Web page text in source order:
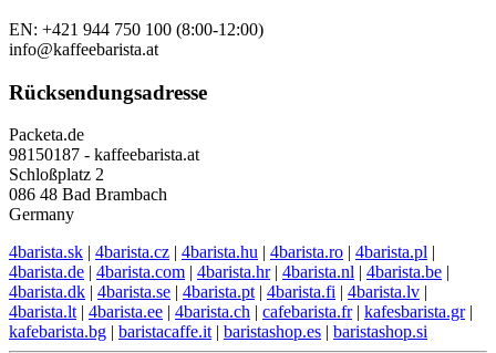
EN: +421 944 750 100 (8:00-12:00)
info@kaffeebarista.at
Rücksendungsadresse
Packeta.de
98150187 - kaffeebarista.at
Schloßplatz 2
086 48 Bad Brambach
Germany
4barista.sk | 4barista.cz | 4barista.hu | 4barista.ro | 4barista.pl |
4barista.de | 4barista.com | 4barista.hr| 4barista.nl | 4barista.be |
4barista.dk | 4barista.se | 4barista.pt | 4barista.fi | 4barista.lv |
4barista.lt | 4barista.ee | 4barista.ch | cafebarista.fr| kafesbarista.gr|
kafebarista.bg | baristacaffe.it | baristashop.es | baristashop.si